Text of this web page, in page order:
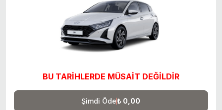
BU TARİHLERDE MÜSAİT DEĞİLDİR
Şimdi Öde₺ 0,00